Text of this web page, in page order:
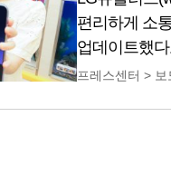
편리하게 소
업데이트했
편의성을 제
프레스센터 > 보